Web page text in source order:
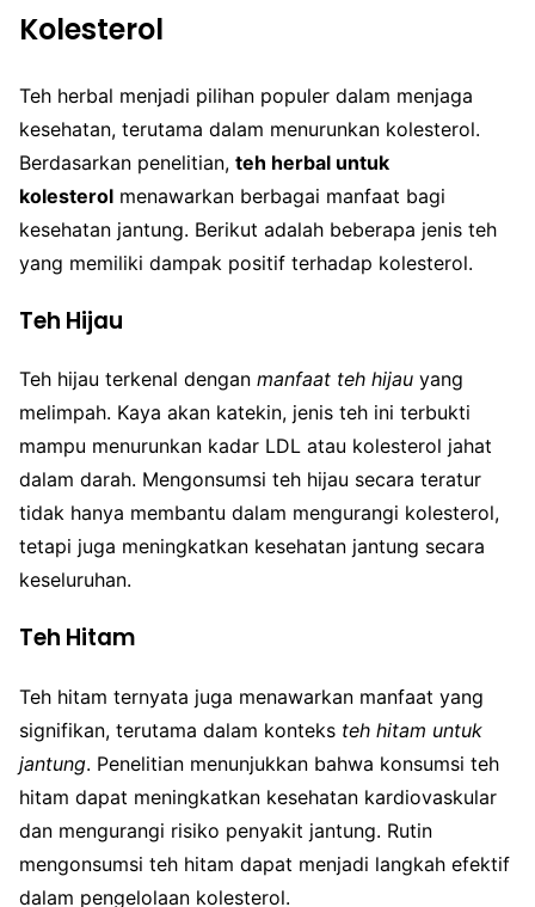
Kolesterol
Teh herbal menjadi pilihan populer dalam menjaga
kesehatan, terutama dalam menurunkan kolesterol.
Berdasarkan penelitian, teh herbal untuk
kolesterol menawarkan berbagai manfaat bagi
kesehatan jantung. Berikut adalah beberapa jenis teh
yang memiliki dampak positif terhadap kolesterol.
Teh Hijau
Teh hijau terkenal dengan manfaat teh hijau yang
melimpah. Kaya akan katekin, jenis teh ini terbukti
mampu menurunkan kadar LDL atau kolesterol jahat
dalam darah. Mengonsumsi teh hijau secara teratur
tidak hanya membantu dalam mengurangi kolesterol,
tetapi juga meningkatkan kesehatan jantung secara
keseluruhan.
Teh Hitam
Teh hitam ternyata juga menawarkan manfaat yang
signifikan, terutama dalam konteks teh hitam untuk
jantung. Penelitian menunjukkan bahwa konsumsi teh
hitam dapat meningkatkan kesehatan kardiovaskular
dan mengurangi risiko penyakit jantung. Rutin
mengonsumsi teh hitam dapat menjadi langkah efektif
dalam pengelolaan kolesterol.